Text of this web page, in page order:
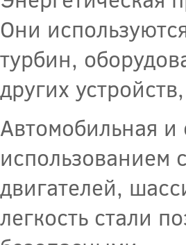
Они
турбин,
других
Автомобильная и
использованием
двигателей,
легкость стали